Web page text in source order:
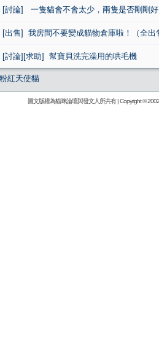
[討論] 一隻貓會不會太少，兩隻是否剛剛
[出售] 我房間不要變成貓物倉庫啦！（全出
[討論][求助] 幫寶貝洗完澡用的哄毛機
紅天使貓
圖文版權為貓咪論壇與發文人所共有 | Copyright ©